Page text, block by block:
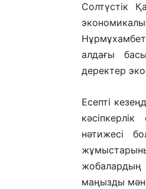
Солтүстік
алдағы
деректер
Есепті
нәтижесі
жобалардың
маңызды